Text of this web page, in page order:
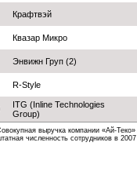
Крафтвэй
Квазар Микро
Энвижн Груп (2)
R-Style
ITG (Inline Technologies
Group)
выручка компании «Ай-
численность сотрудников в